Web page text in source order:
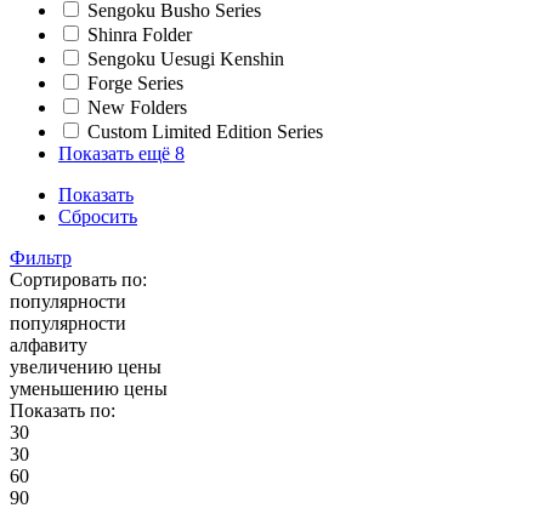
Sengoku Busho Series
Shinra Folder
Sengoku Uesugi Kenshin
Forge Series
New Folders
Custom Limited Edition Series
Показать ещё 8
Показать
Сбросить
Фильтр
Сортировать по:
популярности
популярности
алфавиту
увеличению цены
уменьшению цены
Показать по:
30
30
60
90